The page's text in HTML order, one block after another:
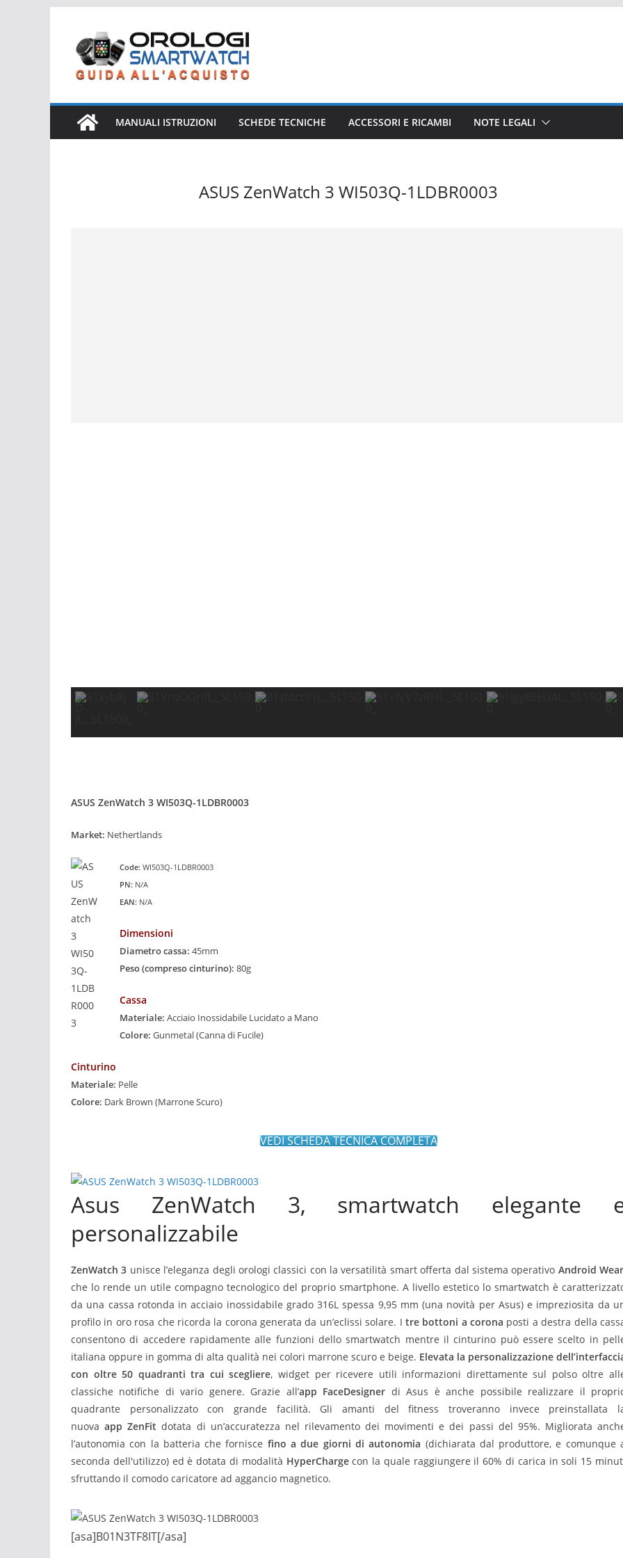
contenuto
MANUALI ISTRUZIONI SCHEDE TECNICHE ACCESSORI E RICAMBI NOTE LEGALI
ASUS ZenWatch 3 WI503Q-1LDBR0003
ASUS ZenWatch 3 WI503Q-1LDBR0003
Market: Nethertlands
Code: WI503Q-1LDBR0003
PN: N/A
EAN: N/A
Dimensioni
Diametro cassa: 45mm
Peso (compreso cinturino): 80g
Cassa
Materiale: Acciaio Inossidabile Lucidato a Mano
Colore: Gunmetal (Canna di Fucile)
Cinturino
Materiale: Pelle
Colore: Dark Brown (Marrone Scuro)
VEDI SCHEDA TECNICA COMPLETA
Asus ZenWatch 3, smartwatch elegante
personalizzabile
ZenWatch 3 unisce l’eleganza degli orologi classici con la versatilità smart offerta dal sistema operativo Android Wear
che lo rende un utile compagno tecnologico del proprio smartphone. A livello estetico lo smartwatch è
da una cassa rotonda in acciaio inossidabile grado 316L spessa 9,95 mm (una novità per Asus) e impreziosita da
profilo in oro rosa che ricorda la corona generata da un’eclissi solare. I tre bottoni a corona posti a destra della
consentono di accedere rapidamente alle funzioni dello smartwatch mentre il cinturino può essere scelto in
italiana oppure in gomma di alta qualità nei colori marrone scuro e beige. Elevata la personalizzazione
con oltre 50 quadranti tra cui scegliere, widget per ricevere utili informazioni direttamente sul polso oltre
classiche notifiche di vario genere. Grazie all’app FaceDesigner di Asus è anche possibile realizzare il
quadrante personalizzato con grande facilità. Gli amanti del fitness troveranno invece preinstallata
nuovaapp ZenFit dotata di un’accuratezza nel rilevamento dei movimenti e dei passi del 95%. Migliorata
l’autonomia con la batteria che fornisce fino a due giorni di autonomia (dichiarata dal produttore, e comunque
seconda dell'utilizzo) ed è dotata di modalità HyperChargecon la quale raggiungere il 60% di carica in soli 15
sfruttando il comodo caricatore ad aggancio magnetico.
[asa]B01N3TF8IT[/asa]